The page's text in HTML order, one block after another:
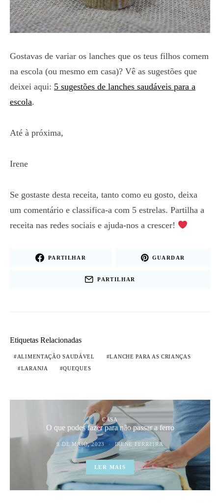
Gostavas de variar os lanches que os teus filhos comem
na escola (ou mesmo em casa)? Vê as sugestões que
deixei aqui: 5 sugestões de lanches saudáveis para a
escola.
Até à próxima,
Irene
Se gostaste desta receita, tanto como eu gosto, deixa
um comentário e classifica-a com 5 estrelas. Partilha a
receita nas redes sociais e ajuda-nos a crescer!
PARTILHAR GUARDAR
PARTILHAR
Etiquetas Relacionadas
ALIMENTAÇÃO SAUDÁVEL
LANCHE PARA AS CRIANÇAS
LARANJA
QUEQUES
CASA
O que podes fazer para não passar a ferro
9 DE MAIO, 2023 IRENE FERREIRA
LER MAIS